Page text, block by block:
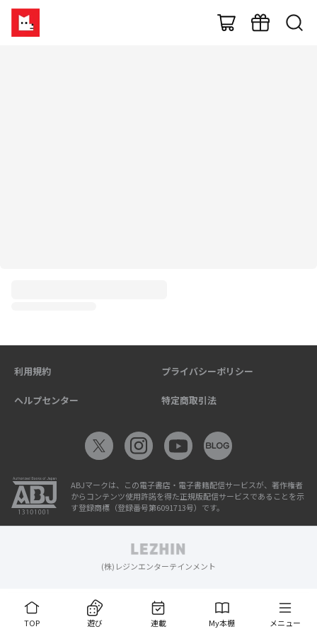
TOP 遊び 連載 My本棚 メニュー
利用規約 プライバシーポリシー
ヘルプセンター 特定商取引法
ABJマークは、この電子書店・電子書籍配信サービスが、著作権者
からコンテンツ使用許諾を得た正規版配信サービスであることを示
す登録商標（登録番号第6091713号）です。
(株)レジンエンターテインメント